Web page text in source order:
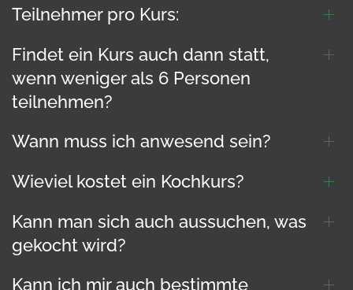
Teilnehmer pro Kurs:
Findet ein Kurs auch dann statt,
wenn weniger als 6 Personen
teilnehmen?
Wann muss ich anwesend sein?
Wieviel kostet ein Kochkurs?
Kann man sich auch aussuchen, was
gekocht wird?
Kann ich mir auch bestimmte